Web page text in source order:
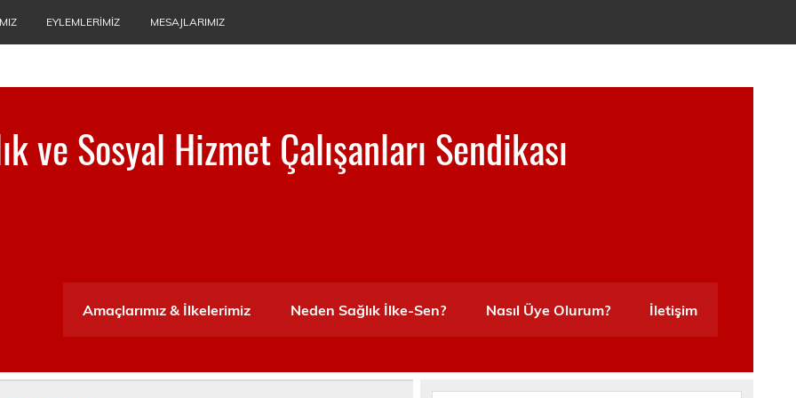
EYLEMLERIMIZ MESAJLARIMIZ
ve Sosyal Hizmet Çalışanları Sendikası
Amaçlarımız & İlkelerimiz
Neden Sağlık İlke-Sen? Nasıl Üye Olurum? İletişim